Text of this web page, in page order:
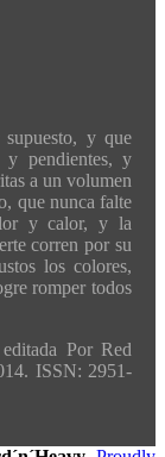
y que
y pendientes, y
a un volumen
que nunca falte
y calor, y la
corren por su
los colores,
romper todos
Por Red
ISSN: 2951-